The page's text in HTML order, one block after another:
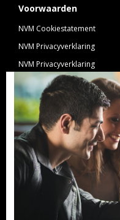
Voorwaarden
NVM Cookiestatement
NVM Privacyverklaring
NVM Privacyverklaring
Nieuwbouw
NVM Voorwaarden
NVM Voorwaarden
Professionele
Links
Ibiza Real Estate BDK